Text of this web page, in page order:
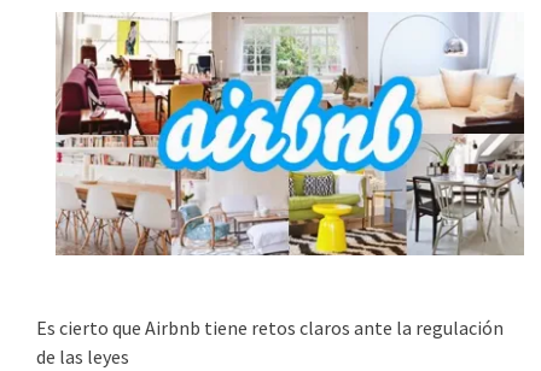
Es cierto que Airbnb tiene retos claros ante la regulación
de las leyes